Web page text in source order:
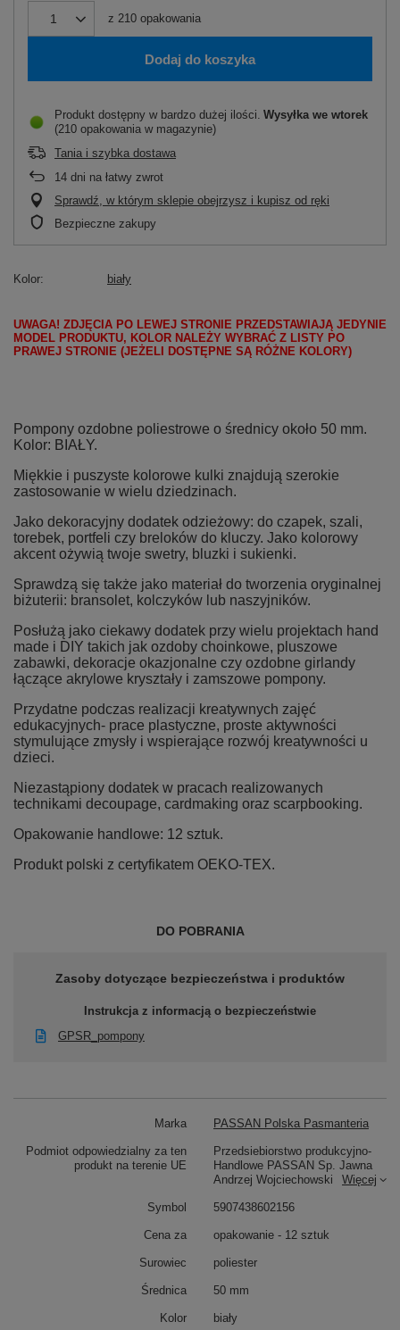
z 210 opakowania
Dodaj do koszyka
Produkt dostępny w bardzo dużej ilości Wysyłka we wtorek
(210 opakowania w magazynie)
Tania i szybka dostawa
14 dni na łatwy zwrot
Sprawdź, w którym sklepie obejrzysz i kupisz od ręki
Bezpieczne zakupy
Kolor biały
UWAGA! ZDJĘCIA PO LEWEJ STRONIE PRZEDSTAWIAJĄ JEDYNIE
MODEL PRODUKTU, KOLOR NALEŻY WYBRAĆ Z LISTY PO
PRAWEJ STRONIE (JEŻELI DOSTĘPNE SĄ RÓŻNE KOLORY)
Pompony ozdobne poliestrowe o średnicy około 50 mm.
Kolor: BIAŁY.
Miękkie i puszyste kolorowe kulki znajdują szerokie
zastosowanie w wielu dziedzinach.
Jako dekoracyjny dodatek odzieżowy: do czapek, szali,
torebek, portfeli czy breloków do kluczy. Jako kolorowy
akcent ożywią twoje swetry, bluzki i sukienki.
Sprawdzą się także jako materiał do tworzenia oryginalnej
biżuterii: bransolet, kolczyków lub naszyjników.
Posłużą jako ciekawy dodatek przy wielu projektach hand
made i DIY takich jak ozdoby choinkowe, pluszowe
zabawki, dekoracje okazjonalne czy ozdobne girlandy
łączące akrylowe kryształy i zamszowe pompony.
Przydatne podczas realizacji kreatywnych zajęć
edukacyjnych- prace plastyczne, proste aktywności
stymulujące zmysły i wspierające rozwój kreatywności u
dzieci.
Niezastąpiony dodatek w pracach realizowanych
technikami decoupage, cardmaking oraz scarpbooking.
Opakowanie handlowe: 12 sztuk.
Produkt polski z certyfikatem OEKO-TEX.
DO POBRANIA
Zasoby dotyczące bezpieczeństwa i produktów
Instrukcja z informacją o bezpieczeństwie
GPSR_pompony
Marka PASSAN Polska Pasmanteria
Podmiot odpowiedzialny za ten
produkt na terenie UE
Przedsiebiorstwo produkcyjno-
Handlowe PASSAN Sp. Jawna
Andrzej Wojciechowski
Więcej
Symbol 5907438602156
Cena za opakowanie - 12 sztuk
Surowiec poliester
Średnica 50 mm
Kolor biały